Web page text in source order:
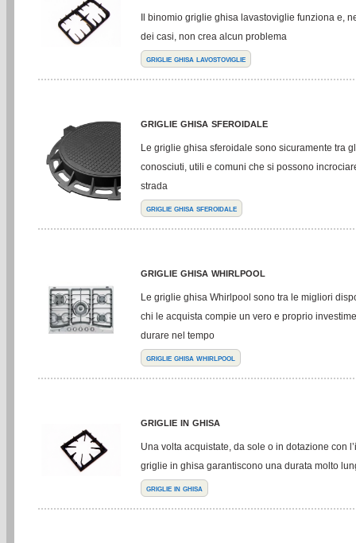
Il binomio griglie ghisa lavastoviglie funziona e,
dei casi, non crea alcun problema
griglie ghisa lavostoviglie
griglie ghisa sferoidale
Le griglie ghisa sferoidale sono sicuramente tra
conosciuti, utili e comuni che si possono
strada
griglie ghisa sferoidale
griglie ghisa whirlpool
Le griglie ghisa Whirlpool sono tra le migliori
chi le acquista compie un vero e proprio
durare nel tempo
griglie ghisa whirlpool
griglie in ghisa
Una volta acquistate, da sole o in dotazione con
griglie in ghisa garantiscono una durata molto
griglie in ghisa